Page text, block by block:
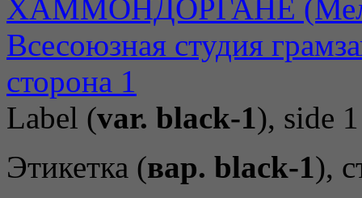
Label (var. black-1), side 1
Этикетка (вар. black-1),